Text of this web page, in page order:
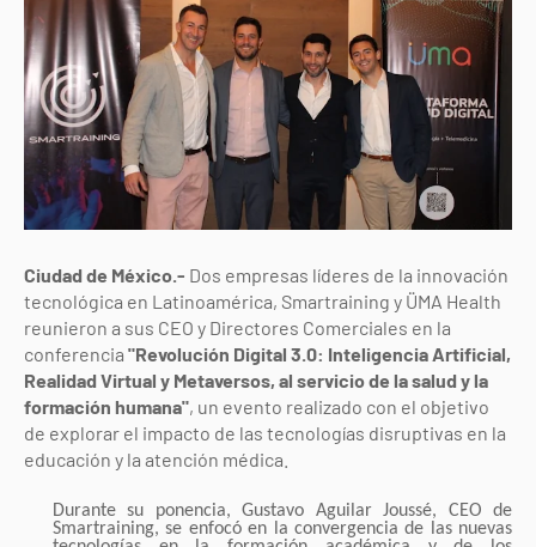
Ciudad de México.- Dos empresas líderes de la innovación
tecnológica en Latinoamérica, Smartraining y ÜMA Health
reunieron a sus CEO y Directores Comerciales en la
conferencia "Revolución Digital 3.0: Inteligencia Artificial,
Realidad Virtual y Metaversos, al servicio de la salud y la
formación humana", un evento realizado con el objetivo
de explorar el impacto de las tecnologías disruptivas en la
educación y la atención médica.
Durante su ponencia, Gustavo Aguilar Joussé, CEO de
Smartraining, se enfocó en la convergencia de las nuevas